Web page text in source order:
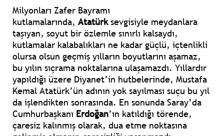
Milyonları Zafer Bayramı
kutlamalarında, Atatürksevgisiyle meydanlara
taşıyan, soyut bir özlemle sınırlı kalsaydı,
kutlamalar kalabalıkları ne kadar güçlü, içtenlikli
olursa olsun geçmiş yılların boyutlarını aşamaz,
bu yılın sıçrama noktalarına ulaşamazdı. Yıllardır
yapıldığı üzere Diyanet’in hutbelerinde, Mustafa
Kemal Atatürk’ün adının yok sayılması suçu bu yıl
da işlendikten sonrasında. En sonunda Saray’da
Cumhurbaşkanı Erdoğan’ın katıldığı törende,
çaresiz kalınmış olarak, dua etme noktasına